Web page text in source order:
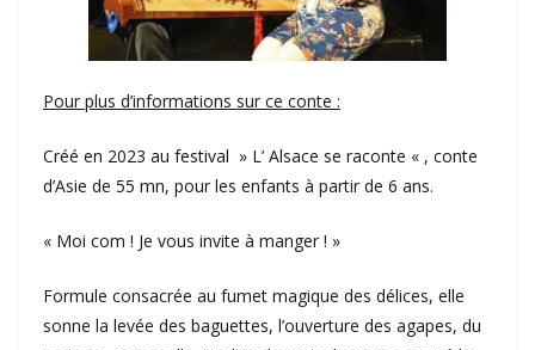
Pour plus d’informations sur ce conte :
Créé en 2023 au festival » L’ Alsace se raconte « , conte
d’Asie de 55 mn, pour les enfants à partir de 6 ans.
« Moi com ! Je vous invite à manger ! »
Formule consacrée au fumet magique des délices, elle
sonne la levée des baguettes, l’ouverture des agapes, du